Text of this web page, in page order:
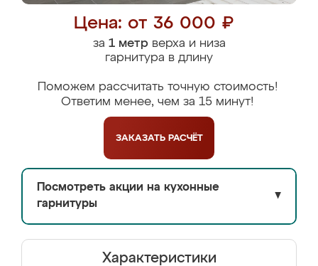
Цена: от 36 000 ₽
за 1 метрверха и низа
гарнитура в длину
Поможем рассчитать точную стоимость!
Ответим менее, чем за 15 минут!
ЗАКАЗАТЬ РАСЧЁТ
Посмотреть акции на кухонные
гарнитуры
▼
Характеристики